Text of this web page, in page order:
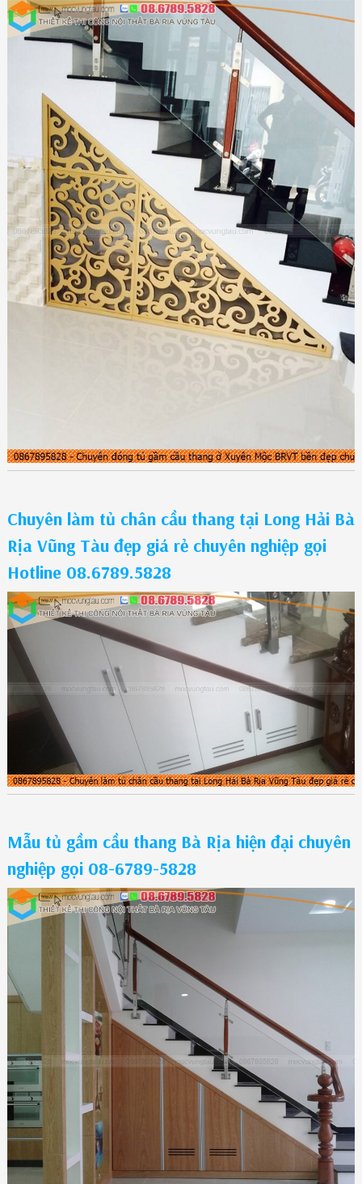
Chuyên làm tủ chân cầu thang tại Long Hải Bà
Rịa Vũng Tàu đẹp giá rẻ chuyên nghiệp gọi
Hotline 08.6789.5828
Mẫu tủ gầm cầu thang Bà Rịa hiện đại chuyên
nghiệp gọi 08-6789-5828